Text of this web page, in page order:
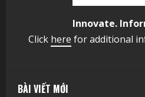
Innovate.
Click here for additional
BÀI VIẾT MỚI